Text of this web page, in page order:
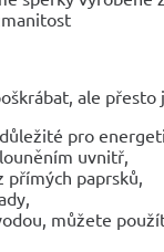
ale
pro
uvnitř,
paprsků,
můžete